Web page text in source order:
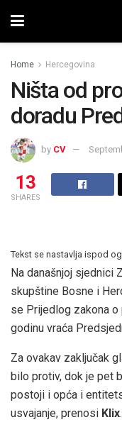
Home Hercegovina
Ništa od
doradu
by CV
13
SHARES
Tekst se nastavlja ispod
Na današnjoj sjednici
skupštine Bosne i
se Prijedlog zakona o
godinu vraća
Za ovakav zaključak
bilo protiv, dok je pet
postoji i opća i
usvajanje, prenosi Klix.